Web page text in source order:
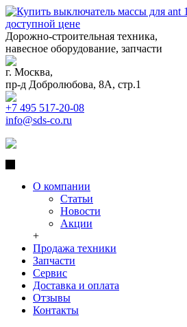
Дорожно-строительная техника,
навесное оборудование, запчасти
г. Москва,
пр-д Добролюбова, 8А, стр.1
+7 495 517-20-08
info@sds-co.ru
О компании
Статьи
Новости
Акции
+
Продажа техники
Запчасти
Сервис
Доставка и оплата
Отзывы
Контакты